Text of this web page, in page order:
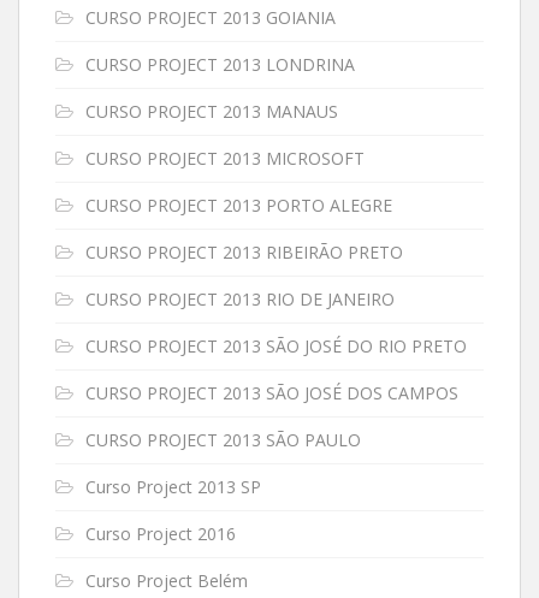
CURSO PROJECT 2013 GOIANIA
CURSO PROJECT 2013 LONDRINA
CURSO PROJECT 2013 MANAUS
CURSO PROJECT 2013 MICROSOFT
CURSO PROJECT 2013 PORTO ALEGRE
CURSO PROJECT 2013 RIBEIRÃO PRETO
CURSO PROJECT 2013 RIO DE JANEIRO
CURSO PROJECT 2013 SÃO JOSÉ DO RIO PRETO
CURSO PROJECT 2013 SÃO JOSÉ DOS CAMPOS
CURSO PROJECT 2013 SÃO PAULO
Curso Project 2013 SP
Curso Project 2016
Curso Project Belém